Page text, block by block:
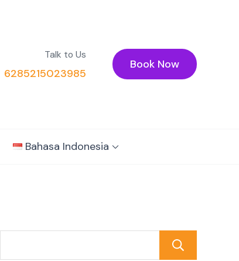
Talk to Us
6285215023985
Book Now
Bahasa Indonesia